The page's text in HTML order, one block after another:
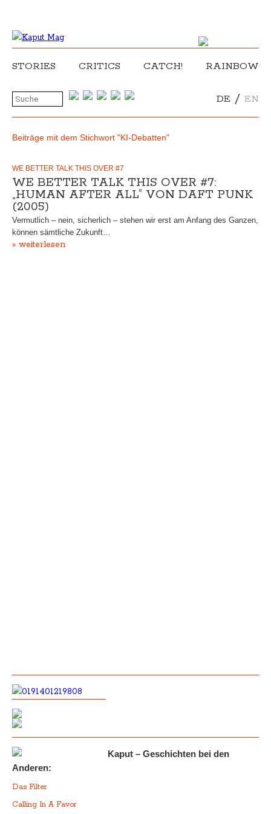
STORIES CRITICS CATCH! RAINBOW
DE / EN
Beiträge mit dem Stichwort "KI-Debatten"
WE BETTER TALK THIS OVER #7
WE BETTER TALK THIS OVER #7:
„HUMAN AFTER ALL“ VON DAFT PUNK
(2005)
Vermutlich – nein, sicherlich – stehen wir erst am Anfang des Ganzen,
können sämtliche Zukunft…
» weiterlesen
Kaput – Geschichten bei den
Anderen:
Das Filter
Calling In A Favor